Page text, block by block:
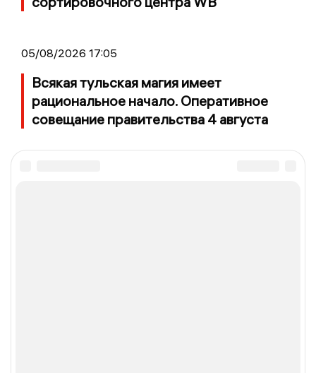
05/08/2026 17:05
Всякая тульская магия имеет
рациональное начало. Оперативное
совещание правительства 4 августа